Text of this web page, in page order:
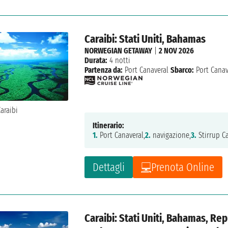
Caraibi: Stati Uniti, Bahamas
Dettagli Prenota Online
NORWEGIAN GETAWAY |2 NOV 2026
Durata: 4 notti
Partenza da: Port Canaveral Sbarco: Port
Itinerario:
1. Port Canaveral,2. navigazione,3. Stirrup
Caraibi: Stati Uniti, Bahamas,